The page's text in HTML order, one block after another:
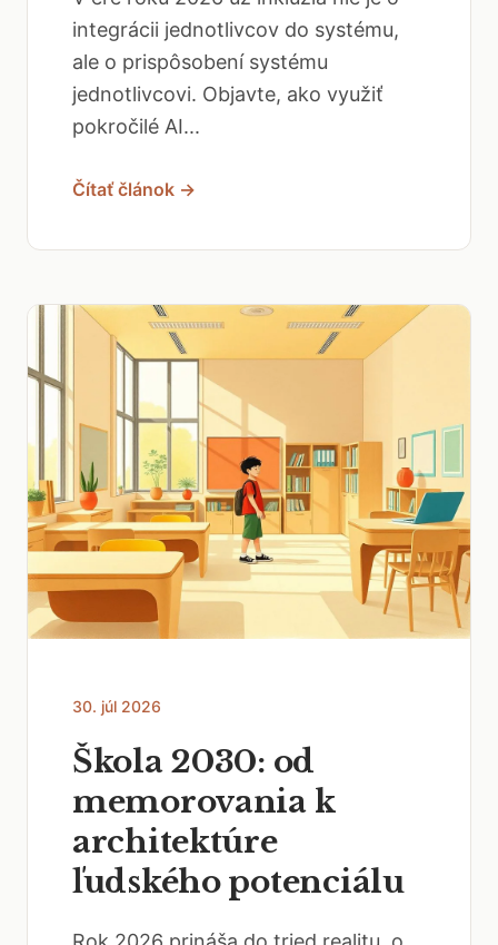
integrácii jednotlivcov do systému,
ale o prispôsobení systému
jednotlivcovi. Objavte, ako využiť
pokročilé AI...
Čítať článok →
30. júl 2026
Škola 2030: od
memorovania k
architektúre
ľudského potenciálu